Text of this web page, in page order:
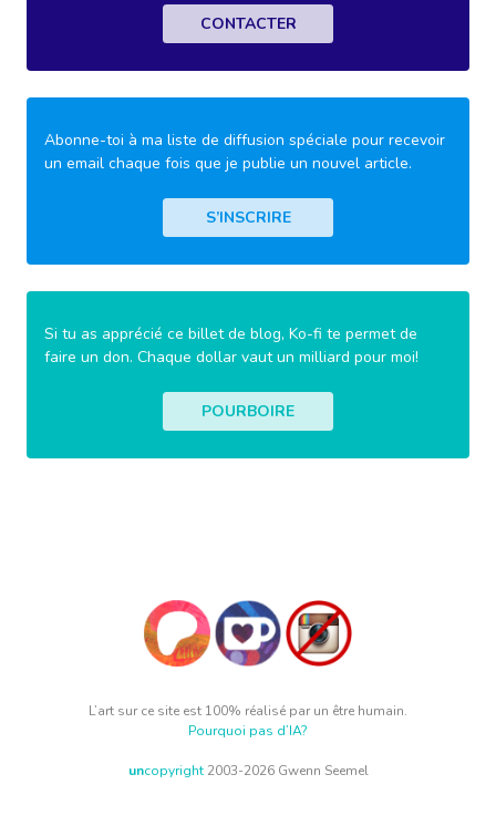
CONTACTER
Abonne-toi à ma liste de diffusion spéciale pour recevoir
un email chaque fois que je publie un nouvel article.
S’INSCRIRE
Si tu as apprécié ce billet de blog, Ko-fi te permet de
faire un don. Chaque dollar vaut un milliard pour moi!
POURBOIRE
L’art sur ce site est 100% réalisé par un être humain.
Pourquoi pas d’IA?
uncopyright2003-2026 Gwenn Seemel